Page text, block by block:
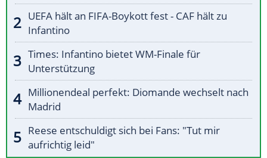
UEFA hält an FIFA-Boykott fest - CAF hält zu
Infantino
Times: Infantino bietet WM-Finale für
Unterstützung
Millionendeal perfekt: Diomande wechselt nach
Madrid
Reese entschuldigt sich bei Fans: "Tut mir
aufrichtig leid"